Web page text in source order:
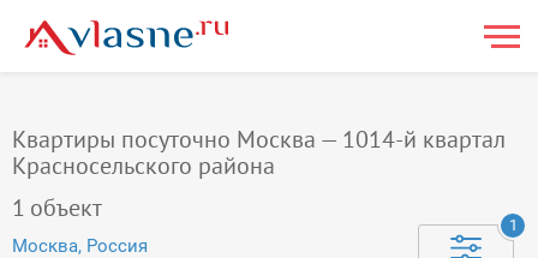
Квартиры посуточно Москва — 1014-й квартал
Красносельского района
1 объект
Москва, Россия
1